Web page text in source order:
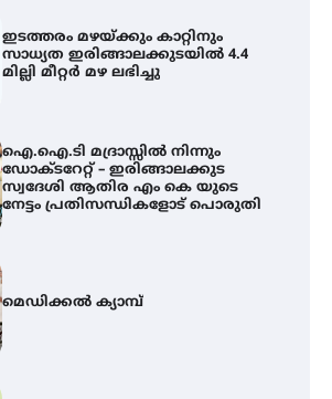
ഇടത്തരം മഴയ്ക്കും കാറ്റിനും
സാധ്യത ഇരിങ്ങാലക്കുടയിൽ 4.4
മില്ലി മീറ്റർ മഴ ലഭിച്ചു
ഐ.ഐ.ടി മദ്രാസ്സിൽ നിന്നും
ഡോക്ടറേറ്റ് – ഇരിങ്ങാലക്കുട
സ്വദേശി ആതിര എം കെ യുടെ
നേട്ടം പ്രതിസന്ധികളോട് പൊരുതി
മെഡിക്കൽ ക്യാമ്പ്